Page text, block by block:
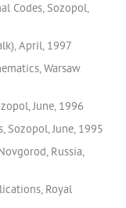
Codes, Sozopol,
April, 1997
Warsaw
June, 1996
Sozopol, June, 1995
Russia,
Royal